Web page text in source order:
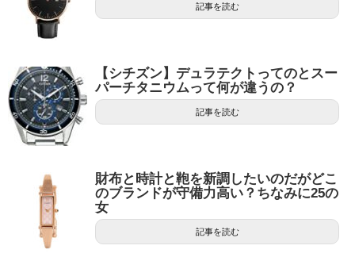
記事を読む
【シチズン】デュラテクトってのとスー
パーチタニウムって何が違うの？
記事を読む
財布と時計と鞄を新調したいのだがどこ
のブランドが守備力高い？ちなみに25の
女
記事を読む